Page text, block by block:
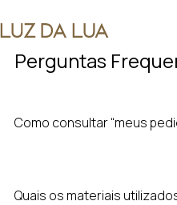
Perguntas
Como consultar “meus
Quais os materiais